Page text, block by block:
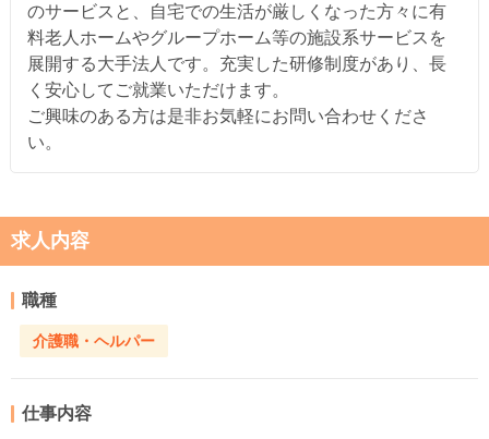
のサービスと、自宅での生活が厳しくなった方々に有
料老人ホームやグループホーム等の施設系サービスを
展開する大手法人です。充実した研修制度があり、長
く安心してご就業いただけます。
ご興味のある方は是非お気軽にお問い合わせくださ
い。
求人内容
職種
介護職・ヘルパー
仕事内容